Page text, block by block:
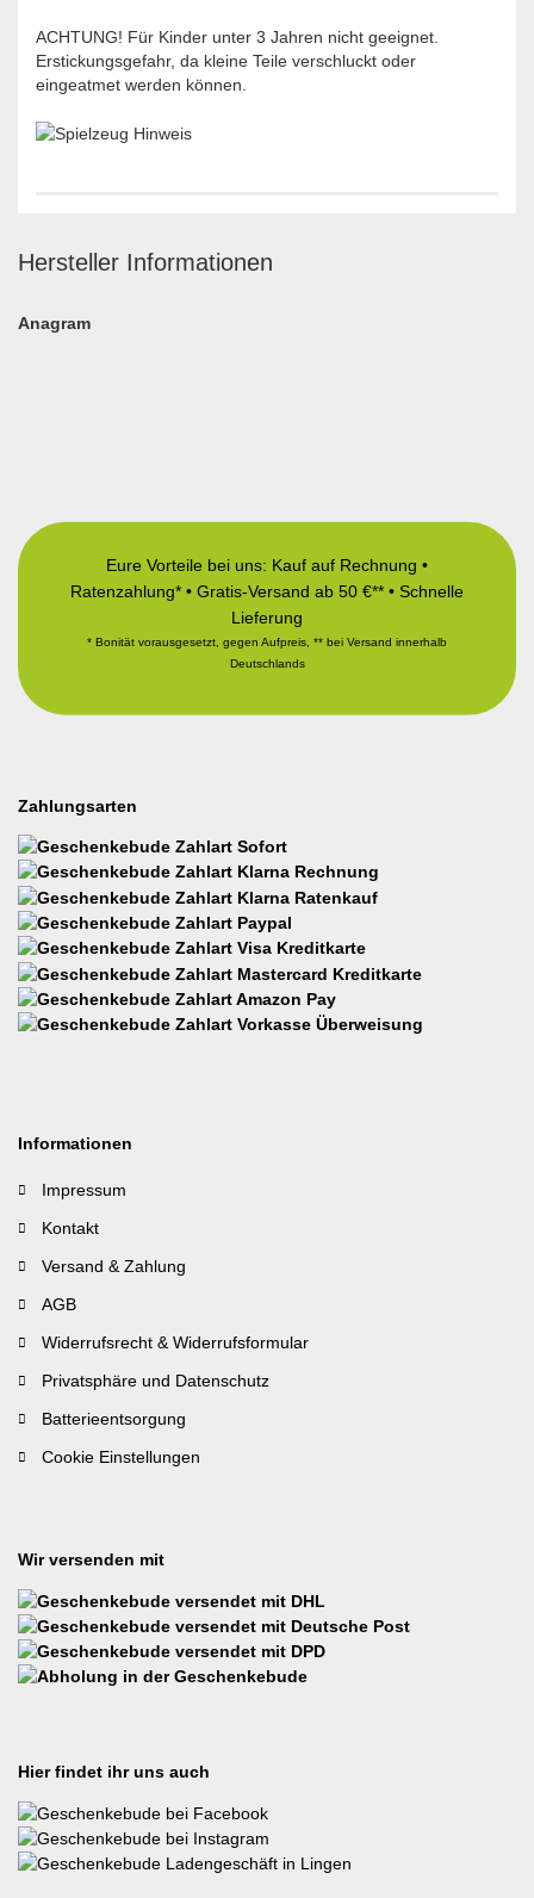
ACHTUNG! Für Kinder unter 3 Jahren nicht geeignet.
Erstickungsgefahr, da kleine Teile verschluckt oder
eingeatmet werden können.
Hersteller Informationen
Anagram
Eure Vorteile bei uns: Kauf auf Rechnung •
Ratenzahlung* • Gratis-Versand ab 50 €** • Schnelle
Lieferung
* Bonität vorausgesetzt, gegen Aufpreis, ** bei Versand innerhalb
Deutschlands
Zahlungsarten
Informationen
Impressum
Kontakt
Versand & Zahlung
AGB
Widerrufsrecht & Widerrufsformular
Privatsphäre und Datenschutz
Batterieentsorgung
Cookie Einstellungen
Wir versenden mit
Hier findet ihr uns auch